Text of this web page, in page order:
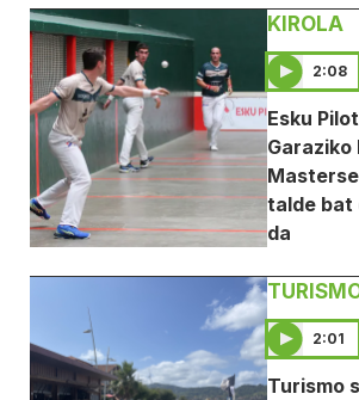
KIROLA
2:08
Esku
Garaziko
talde bat
da
2:01
Turismo